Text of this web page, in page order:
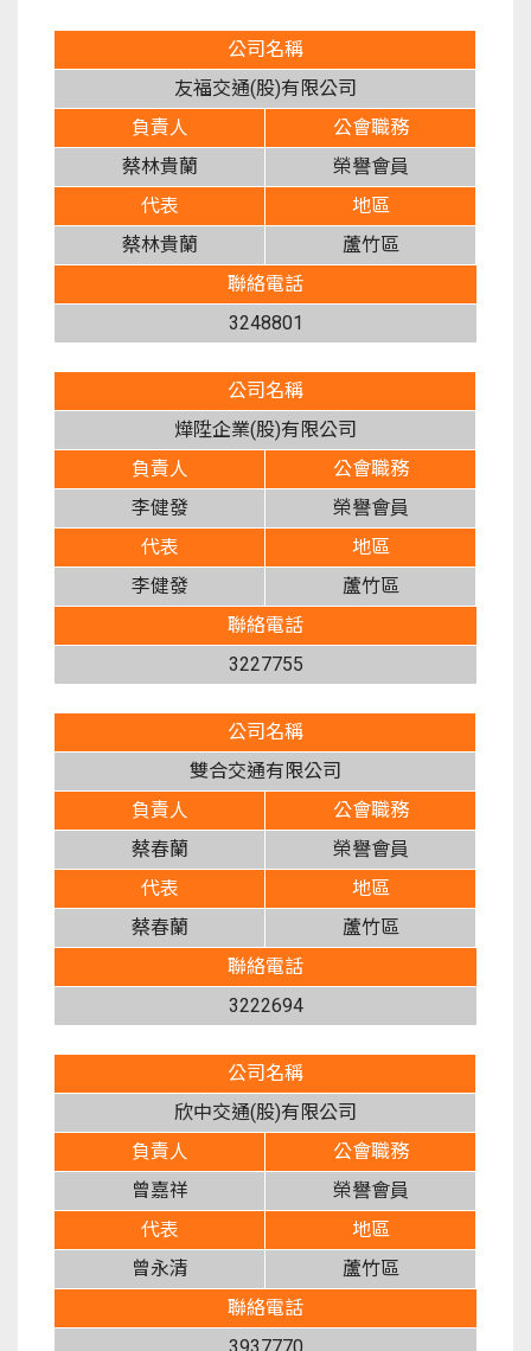
公司名稱
友福交通(股)有限公司
負責人
蔡林貴蘭
公會職務
榮譽會員
代表
蔡林貴蘭
地區
蘆竹區
聯絡電話
3248801
公司名稱
燁陞企業(股)有限公司
負責人
李健發
公會職務
榮譽會員
代表
李健發
地區
蘆竹區
聯絡電話
3227755
公司名稱
雙合交通有限公司
負責人
蔡春蘭
公會職務
榮譽會員
代表
蔡春蘭
地區
蘆竹區
聯絡電話
3222694
公司名稱
欣中交通(股)有限公司
負責人
曾嘉祥
公會職務
榮譽會員
代表
曾永清
地區
蘆竹區
聯絡電話